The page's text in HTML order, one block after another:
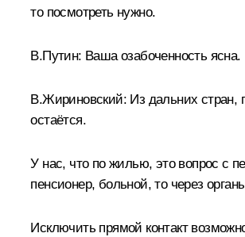
то посмотреть нужно.
В.Путин: Ваша озабоченность ясна.
В.Жириновский: Из дальних стран,
остаётся.
У нас, что по жилью, это вопрос с
пенсионер, больной, то через
Исключить прямой контакт